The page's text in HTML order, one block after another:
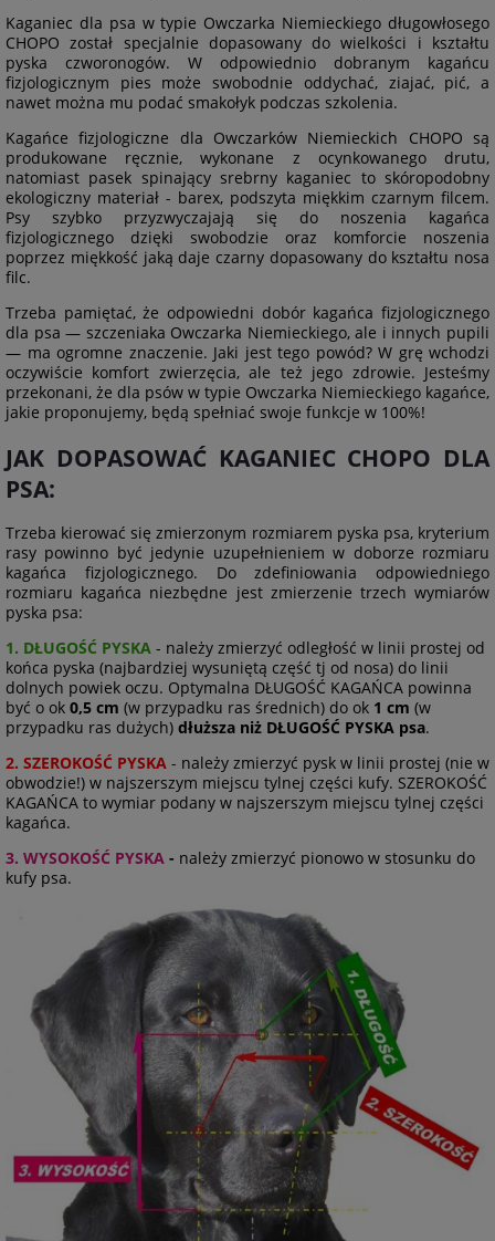
Kaganiec dla psa w typie Owczarka Niemieckiego długowłosego
CHOPO został specjalnie dopasowany do wielkości i kształtu
pyska czworonogów. W odpowiednio dobranym kagańcu
fizjologicznym pies może swobodnie oddychać, ziajać, pić, a
nawet można mu podać smakołyk podczas szkolenia.
Kagańce fizjologiczne dla Owczarków Niemieckich CHOPO są
produkowane ręcznie, wykonane z ocynkowanego drutu,
natomiast pasek spinający srebrny kaganiec to skóropodobny
ekologiczny materiał - barex, podszyta miękkim czarnym filcem.
Psy szybko przyzwyczajają się do noszenia kagańca
fizjologicznego dzięki swobodzie oraz komforcie noszenia
poprzez miękkość jaką daje czarny dopasowany do kształtu nosa
filc.
Trzeba pamiętać, że odpowiedni dobór kagańca fizjologicznego
dla psa — szczeniaka Owczarka Niemieckiego, ale i innych pupili
— ma ogromne znaczenie. Jaki jest tego powód? W grę wchodzi
oczywiście komfort zwierzęcia, ale też jego zdrowie. Jesteśmy
przekonani, że dla psów w typie Owczarka Niemieckiego kagańce,
jakie proponujemy, będą spełniać swoje funkcje w 100%!
JAK DOPASOWAĆ KAGANIEC CHOPO DLA
PSA:
Trzeba kierować się zmierzonym rozmiarem pyska psa, kryterium
rasy powinno być jedynie uzupełnieniem w doborze rozmiaru
kagańca fizjologicznego. Do zdefiniowania odpowiedniego
rozmiaru kagańca niezbędne jest zmierzenie trzech wymiarów
pyska psa:
1. DŁUGOŚĆ PYSKA - należy zmierzyć odległość w linii prostej od
końca pyska (najbardziej wysuniętą część tj od nosa) do linii
dolnych powiek oczu. Optymalna DŁUGOŚĆ KAGAŃCA powinna
być o ok 0,5 cm (w przypadku ras średnich) do ok 1 cm (w
przypadku ras dużych) dłuższa niż DŁUGOŚĆ PYSKA psa.
2. SZEROKOŚĆ PYSKA - należy zmierzyć pysk w linii prostej (nie w
obwodzie!) w najszerszym miejscu tylnej części kufy. SZEROKOŚĆ
KAGAŃCA to wymiar podany w najszerszym miejscu tylnej części
kagańca.
3. WYSOKOŚĆ PYSKA - należy zmierzyć pionowo w stosunku do
kufy psa.